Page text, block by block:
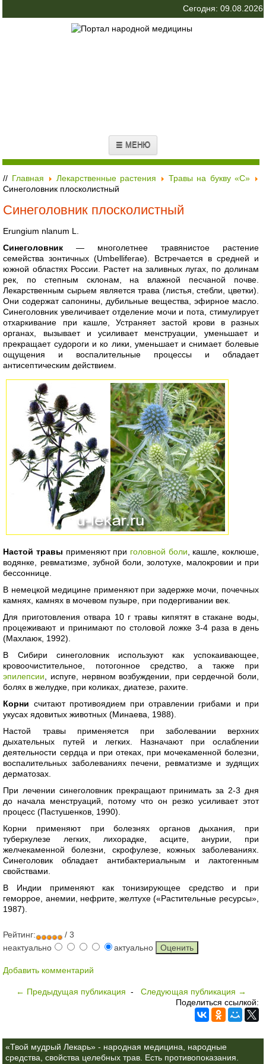
Сегодня: 09.08.2026
☰ МЕНЮ
// Главная Лекарственные растения
Травы на букву «С»
Синеголовник плосколистный
Синеголовник плосколистный
Erungium nlanum L.
Синеголовник — многолетнее травянистое растение
семейства зонтичных (Umbelliferae). Встречается в средней и
южной областях России. Растет на заливных лугах, по долинам
рек, по степным склонам, на влажной песчаной почве.
Лекарственным сырьем является трава (листья, стебли, цветки).
Они содержат сапонины, дубильные вещества, эфирное масло.
Синеголовник увеличивает отделение мочи и пота, стимулирует
отхаркивание при кашле, Устраняет застой крови в разных
органах, вызывает и усиливает менструации, уменьшает и
прекращает судороги и ко лики, уменьшает и снимает болевые
ощущения и воспалительные процессы и обладает
антисептическим действием.
Настой травы применяют при головной боли , кашле, коклюше,
водянке, ревматизме, зубной боли, золотухе, малокровии и при
бессоннице.
В немецкой медицине применяют при задержке мочи, почечных
камнях, камнях в мочевом пузыре, при подергивании век.
Для приготовления отвара 10 г травы кипятят в стакане воды,
процеживают и принимают по столовой ложке 3-4 раза в день
(Махлаюк, 1992).
В Сибири синеголовник используют как успокаивающее,
кровоочистительное, потогонное средство, а также при
эпилепсии , испуге, нервном возбуждении, при сердечной боли,
болях в желудке, при коликах, диатезе, рахите.
Корни считают противоядием при отравлении грибами и при
укусах ядовитых животных (Минаева, 1988).
Настой травы применяется при заболевании верхних
дыхательных путей и легких. Назначают при ослаблении
деятельности сердца и при отеках, при мочекаменной болезни,
воспалительных заболеваниях печени, ревматизме и зудящих
дерматозах.
При лечении синеголовник прекращают принимать за 2-3 дня
до начала менструаций, потому что он резко усиливает этот
процесс (Пастушенков, 1990).
Корни применяют при болезнях органов дыхания, при
туберкулезе легких, лихорадке, асците, анурии, при
желчекаменной болезни, скрофулезе, кожных заболеваниях.
Синеголовик обладает антибактериальным и лактогенным
свойствами.
В Индии применяют как тонизирующее средство и при
геморрое, анемии, нефрите, желтухе («Растительные ресурсы»,
1987).
Рейтинг:
/ 3
неактуально
актуально
Добавить комментарий
← Предыдущая публикация - Следующая публикация →
Поделиться ссылкой:
«Твой мудрый Лекарь» - народная медицина, народные
средства, свойства целебных трав. Есть противопоказания.